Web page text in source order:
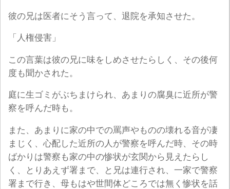
彼の兄は医者にそう言って、退院を承知させた。
「人権侵害」
この言葉は彼の兄に味をしめさせたらしく、その後何
度も聞かされた。
庭に生ゴミがぶちまけられ、あまりの腐臭に近所が警
察を呼んだ時も。
また、あまりに家の中での罵声やものの壊れる音が凄
まじく、心配した近所の人が警察を呼んだ時、その時
ばかりは警察も家の中の惨状が玄関から見えたらし
く、とりあえず署まで、と兄は連行され、一家で警察
署まで行き、母もはや世間体どころでは無く惨状を話